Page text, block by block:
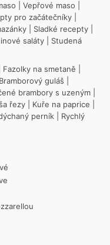
Vepřové maso
pro začátečníky
Sladké recepty
saláty
Studená
Fazolky na smetaně
Bramborový guláš
brambory s uzeným
řezy Kuře na paprice
perník
Rychlý